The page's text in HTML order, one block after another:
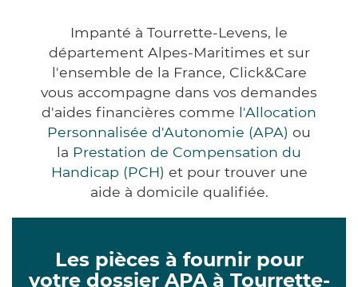
Impanté à Tourrette-Levens, le
département Alpes-Maritimes et sur
l'ensemble de la France, Click&Care
vous accompagne dans vos demandes
d'aides financières comme l'Allocation
Personnalisée d'Autonomie (APA) ou
la Prestation de Compensation du
Handicap (PCH) et pour trouver une
aide à domicile qualifiée.
Les pièces à fournir pour
votre dossier APA à Tourrette-